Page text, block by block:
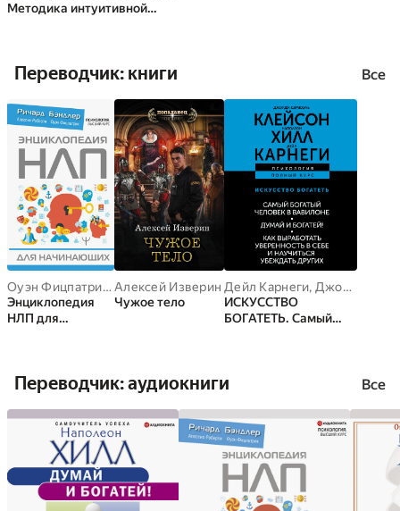
Методика интуитивной
Переводчик: книги Все
Оуэн Фицпатрик,Ричард Бэндлер,Алессио Роберти
Энциклопедия
НЛП для
Алексей Изверин
Чужое тело
Дейл Карнеги, Джордж Самюэль Клейсон
ИСКУССТВО
БОГАТЕТЬ. Самый
выработать
других
Переводчик: аудиокниги Все